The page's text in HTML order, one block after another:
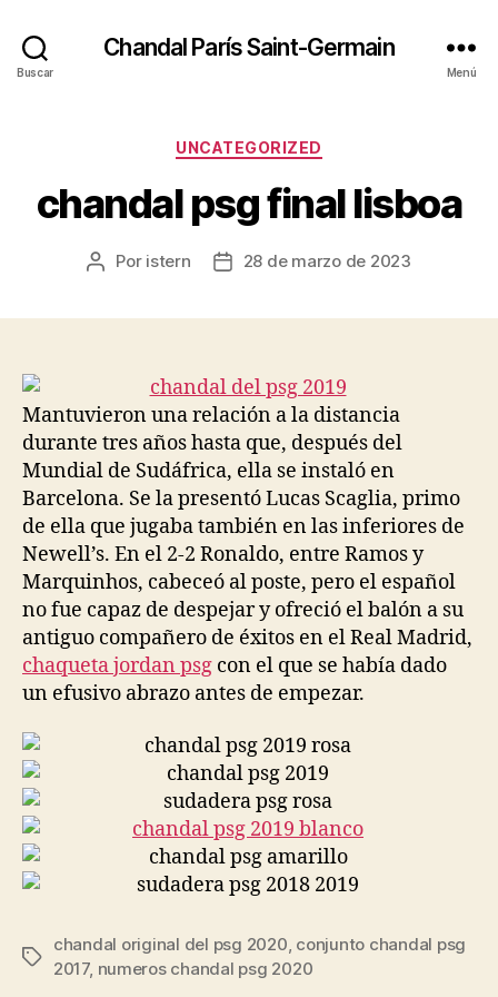
Buscar
Chandal París Saint-Germain
Menú
Categorías
UNCATEGORIZED
chandal psg final lisboa
Autor
Por istern
Fecha28 de marzo de 2023
Mantuvieron una relación a la distancia
durante tres años hasta que, después del
Mundial de Sudáfrica, ella se instaló en
Barcelona. Se la presentó Lucas Scaglia, primo
de ella que jugaba también en las inferiores de
Newell’s. En el 2-2 Ronaldo, entre Ramos y
Marquinhos, cabeceó al poste, pero el español
no fue capaz de despejar y ofreció el balón a su
antiguo compañero de éxitos en el Real Madrid,
chaqueta jordan psg con el que se había dado
un efusivo abrazo antes de empezar.
Etiquetas
chandal original del psg 2020, conjunto chandal psg
2017, numeros chandal psg 2020